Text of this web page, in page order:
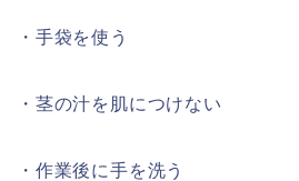
・手袋を使う
・茎の汁を肌につけない
・作業後に手を洗う